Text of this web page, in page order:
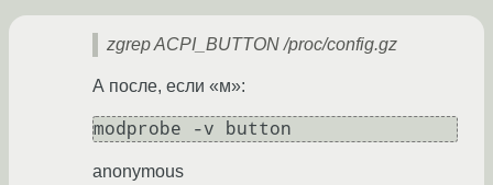
zgrep ACPI_BUTTON /proc/config.gz
А после, если «м»:
modprobe -v button
anonymous